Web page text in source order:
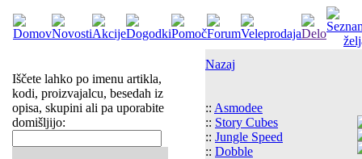
Iščete lahko po imenu artikla,
kodi, proizvajalcu, besedah iz
opisa, skupini ali pa uporabite
domišljijo:
Nazaj
:: Asmodee
:: Story Cubes
:: Jungle Speed
:: Dobble